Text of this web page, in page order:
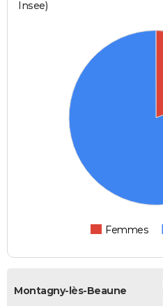
Insee)
Femmes
Montagny-lès-Beaune